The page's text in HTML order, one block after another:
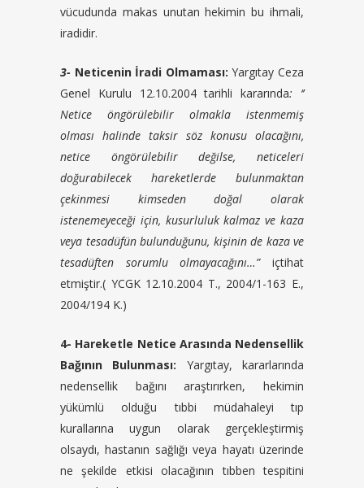
vücudunda makas unutan hekimin bu ihmali,
iradidir.
3- Neticenin İradi Olmaması:Yargıtay Ceza
Genel Kurulu 12.10.2004 tarihli kararında: ‘’
Netice öngörülebilir olmakla istenmemiş
olması halinde taksir söz konusu olacağını,
netice öngörülebilir değilse, neticeleri
doğurabilecek hareketlerde bulunmaktan
çekinmesi kimseden doğal olarak
istenemeyeceği için, kusurluluk kalmaz ve kaza
veya tesadüfün bulunduğunu, kişinin de kaza ve
tesadüften sorumlu olmayacağını…” içtihat
etmiştir.( YCGK 12.10.2004 T., 2004/1-163 E.,
2004/194 K.)
4- Hareketle Netice Arasında Nedensellik
Bağının Bulunması: Yargıtay, kararlarında
nedensellik bağını araştırırken, hekimin
yükümlü olduğu tıbbi müdahaleyi tıp
kurallarına uygun olarak gerçekleştirmiş
olsaydı, hastanın sağlığı veya hayatı üzerinde
ne şekilde etkisi olacağının tıbben tespitini